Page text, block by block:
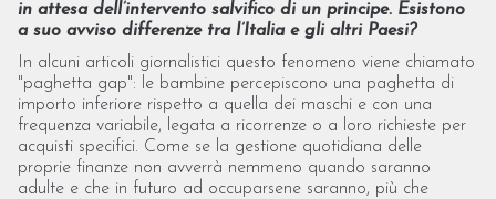
in attesa dell’intervento salvifico di un principe. Esistono
a suo avviso differenze tra l’Italia e gli altri Paesi?
In alcuni articoli giornalistici questo fenomeno viene chiamato
"paghetta gap": le bambine percepiscono una paghetta di
importo inferiore rispetto a quella dei maschi e con una
frequenza variabile, legata a ricorrenze o a loro richieste per
acquisti specifici. Come se la gestione quotidiana delle
proprie finanze non avverrà nemmeno quando saranno
adulte e che in futuro ad occuparsene saranno, più che